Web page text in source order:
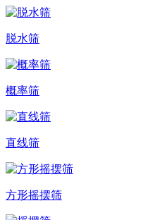
脱水筛
概率筛
直线筛
方形摇摆筛